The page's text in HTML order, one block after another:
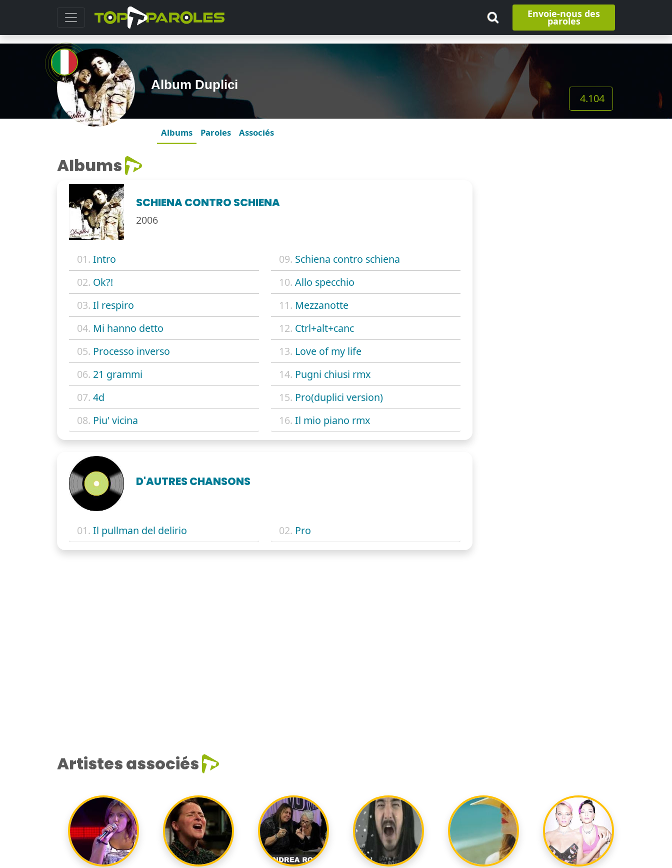
Envoie-nous des
paroles
Album Duplici
4.104
Albums Paroles Associés
Albums
SCHIENA CONTRO SCHIENA
2006
01. Intro
02. Ok?!
03. Il respiro
04. Mi hanno detto
05. Processo inverso
06. 21 grammi
07. 4d
08. Piu' vicina
09. Schiena contro schiena
10. Allo specchio
11. Mezzanotte
12. Ctrl+alt+canc
13. Love of my life
14. Pugni chiusi rmx
15. Pro(duplici version)
16. Il mio piano rmx
D'AUTRES CHANSONS
01. Il pullman del delirio 02. Pro
Artistes associés